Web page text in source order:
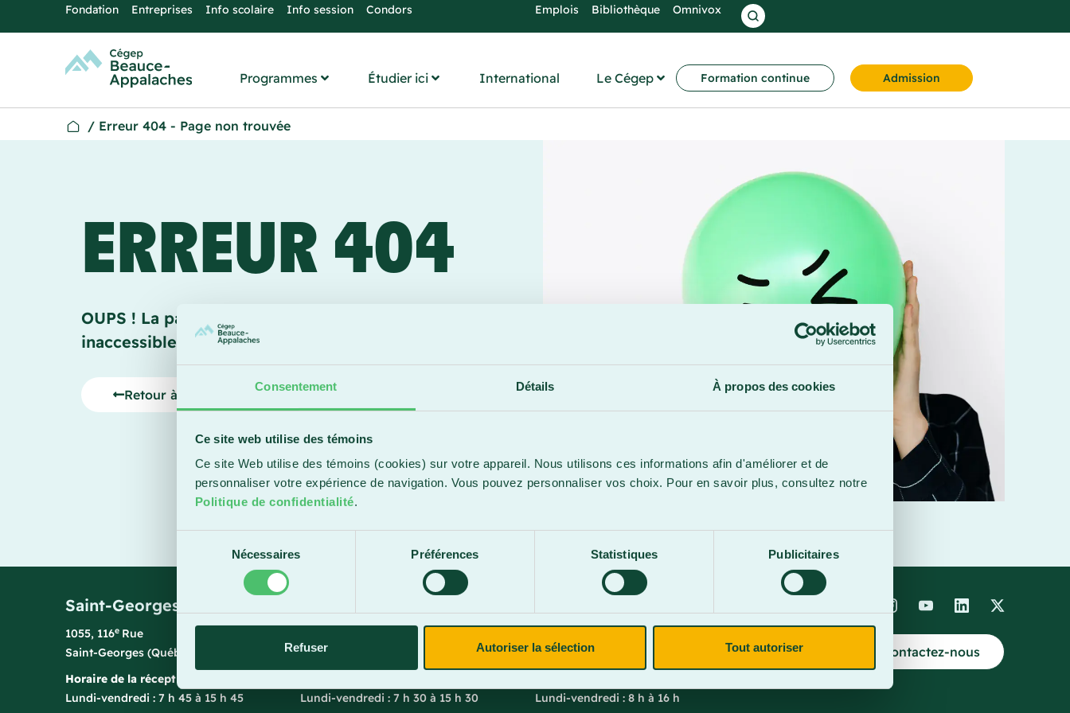
Consentement Détails À propos des cookies
Ce site web utilise des témoins
Ce site Web utilise des témoins (cookies) sur votre appareil. Nous utilisons ces informations afin d'améliorer et de
personnaliser votre expérience de navigation. Vous pouvez personnaliser vos choix. Pour en savoir plus, consultez notre
Politique de confidentialité.
consentement
Nécessaires Préférences Statistiques Publicitaires
Refuser Autoriser la sélection Tout autoriser
Fondation Entreprises Info scolaire Info session Condors Emplois Bibliothèque Omnivox
Programmes Étudier ici International Le Cégep Formation continue Admission
/ Erreur 404 - Page non trouvée
ERREUR 404
OUPS ! La page que vous recherchez est
inaccessible, ou n’existe plus…
Retour à l'accueil
Saint-Georges
1055, 116e Rue
Saint-Georges (Québec) G5Y 3G1
Horaire de la réception
Lundi-vendredi : 7 h 45 à 15 h 45
Sainte-Marie (Québec) G6E 0R1
Lundi-vendredi : 7 h 30 à 15 h 30
Lac-Mégantic (Québec) G6B 3B4
Lundi-vendredi : 8 h à 16 h
Contactez-nous